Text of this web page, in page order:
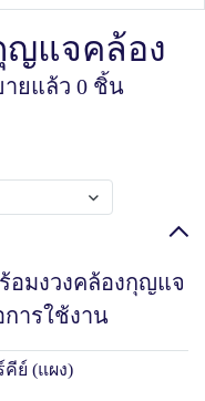
ญแจคล้อง
ายแล้ว 0 ชิ้น
อมงวงคล้องกุญแจ
ารใช้งาน
คีย์ (แผง)